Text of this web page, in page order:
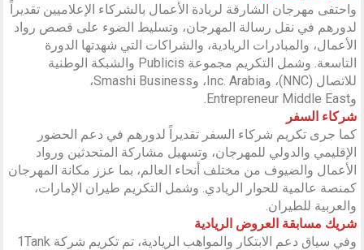
واحتفى مهرجان الشارقة لريادة الأعمال بالشركاء الإعلاميين تقديراً
لدورهم في نقل رسالة المهرجان، وتسليط الضوء على قصص رواد
الأعمال، والمبادرات الريادية، والشراكات التي شهدتها الدورة
التاسعة. وشمل التكريم مجموعة Publicis والشبكة الوطنية
للاتصال (NNC)، وInc. Arabia، وSmashi Business،
وEntrepreneur Middle East.
شركاء السفر
كما جرى تكريم شركاء السفر تقديراً لدورهم في دعم الحضور
الإقليمي والدولي للمهرجان، وتسهيل مشاركة المتحدثين ورواد
الأعمال والضيوف من مختلف أنحاء العالم، بما عزز مكانة المهرجان
كمنصة عالمية للحوار الريادي. وشمل التكريم طيران الإمارات،
والعربية للطيران.
شريك مسابقة العروض الريادية
وفي سياق دعم الابتكار والمواهب الريادية، تم تكريم شركة 1Tank